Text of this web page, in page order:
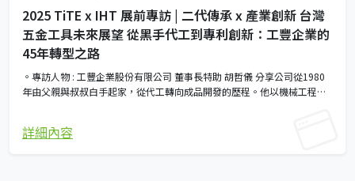
2025 TiTE x IHT 展前專訪 | 二代傳承 x 產業創新 台灣
五金工具未來展望 從黑手代工到專利創新：工豐企業的
45年轉型之路
。專訪人物 : 工豐企業股份有限公司 董事長特助 胡哲儀 分享公司從1980
年由父親與叔叔白手起家，從代工轉向成品開發的歷程。他以機械工程碩
化與全球化的研發挑戰與策略。透過生動比喻如「鑽牛角尖」，訪談帶來
詳細內容